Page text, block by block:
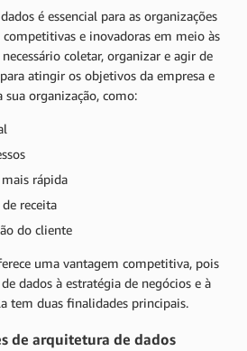
é essencial para as organizações
e inovadoras em meio às
coletar, organizar e agir de
atingir os objetivos da empresa e
sua organização, como:
rápida
receita
do cliente
uma vantagem competitiva, pois
dados à estratégia de negócios e à
tem duas finalidades principais.
de arquitetura de dados